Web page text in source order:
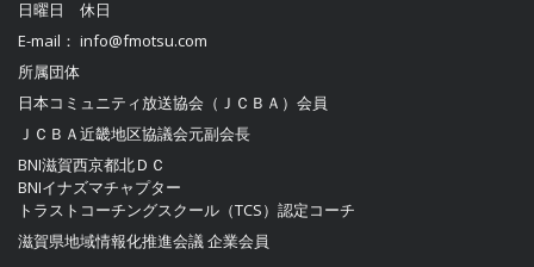
日曜日 休日
E-mail： info@fmotsu.com
所属団体
日本コミュニティ放送協会（ＪＣＢＡ） 会員
ＪＣＢＡ近畿地区協議会元副会長
BNI滋賀西京都北ＤＣ
BNIイナズマチャプター
トラストコーチングスクール（TCS）認定コーチ
滋賀県地域情報化推進会議 企業会員